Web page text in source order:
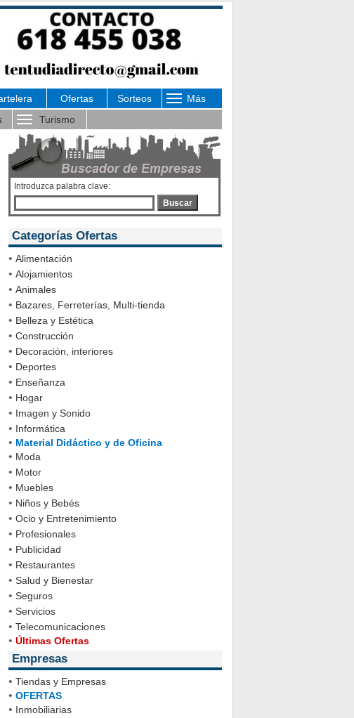
Ofertas Sorteos
Más
Turismo
Introduzca palabra clave:
Buscar
Categorías Ofertas
• Alimentación
• Alojamientos
• Animales
• Bazares, Ferreterías, Multi-tienda
• Belleza y Estética
• Construcción
• Decoración, interiores
• Deportes
• Enseñanza
• Hogar
• Imagen y Sonido
• Informática
• Material Didáctico y de Oficina
• Moda
• Motor
• Muebles
• Niños y Bebés
• Ocio y Entretenimiento
• Profesionales
• Publicidad
• Restaurantes
• Salud y Bienestar
• Seguros
• Servicios
• Telecomunicaciones
• Últimas Ofertas
Empresas
• Tiendas y Empresas
• OFERTAS
• Inmobiliarias